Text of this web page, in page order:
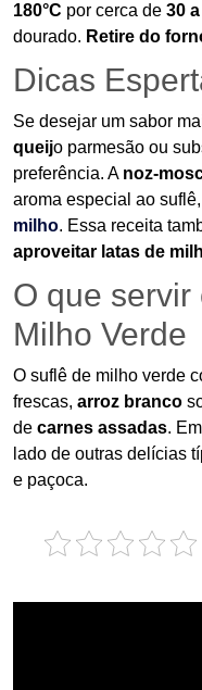
180°C por cerca de 30
dourado. Retire do
Dicas
Se desejar um sabor
queijo parmesão ou
preferência. A noz-
aroma especial ao
milho. Essa receita
aproveitar latas de
O que servir
Milho Verde
O suflê de milho verde
frescas, arroz branco
de carnes assadas.
lado de outras delícias
e paçoca.